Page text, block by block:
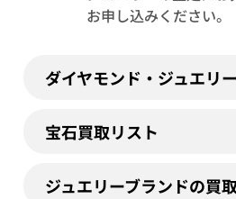
62,000円
2026年1月10日時点
お申し込みください。
ダイヤモンド・ジュエリ
宝石買取リスト
ジュエリーブランドの買